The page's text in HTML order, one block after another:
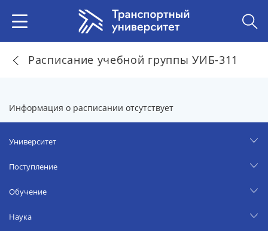
Расписание учебной группы УИБ-311
Информация о расписании отсутствует
Университет
Поступление
Обучение
Наука